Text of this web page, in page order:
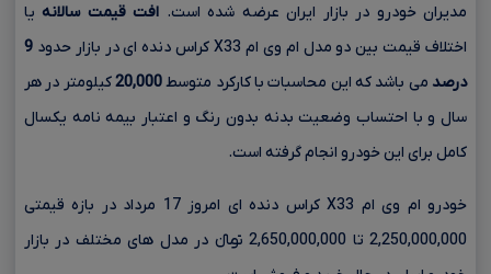
مدیران خودرو در بازار ایران عرضه شده است. افت قیمت سالانهیا
اختلاف قیمت بین دو مدل ام وی ام X33 کراس دنده ای در بازار حدود
9
درصد می باشد که این محاسبات با کارکرد متوسط20,000کیلومتر در هر
سال و با احتساب وضعیت بدنه بدون رنگ و اعتبار بیمه نامه یکسال
کامل برای این خودرو انجام گرفته است.
خودرو ام وی ام X33 کراس دنده ای امروز 17 مرداد در بازه قیمتی
2,250,000,000 تا 2,650,000,000 تومانءءء در مدل های مختلف در بازار